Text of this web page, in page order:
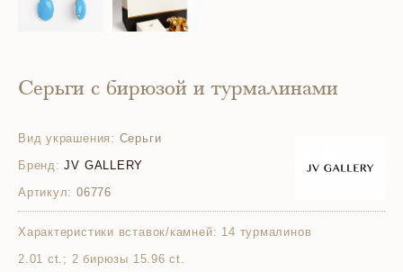
Серьги с бирюзой и турмалинами
Вид украшения: Серьги
Бренд: JV GALLERY
Артикул: 06776
Характеристики вставок/камней: 14 турмалинов
2.01 ct.; 2 бирюзы 15.96 ct.